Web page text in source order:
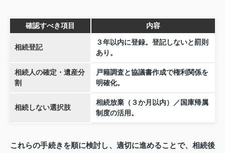
確認すべき項目 内容
相続登記
３年以内に登録。登記しないと罰則
あり。
相続人の確定・遺産分
割
戸籍調査と協議書作成で権利関係を
明確化。
相続しない選択肢
相続放棄（３か月以内）／国庫帰属
制度の活用。
これらの手続きを順に検討し、適切に進めることで、相続後